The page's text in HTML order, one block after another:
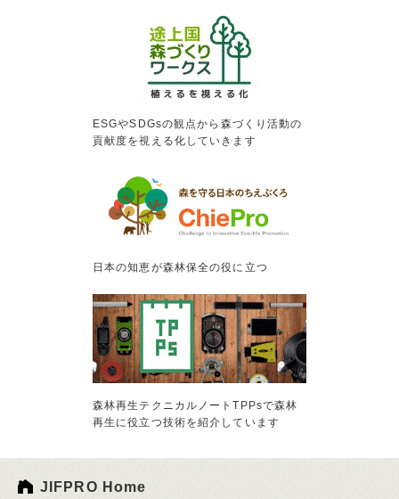
ESGやSDGsの観点から森づくり活動の
貢献度を視える化していきます
日本の知恵が森林保全の役に立つ
森林再生テクニカルノートTPPsで森林
再生に役立つ技術を紹介しています
JIFPRO Home